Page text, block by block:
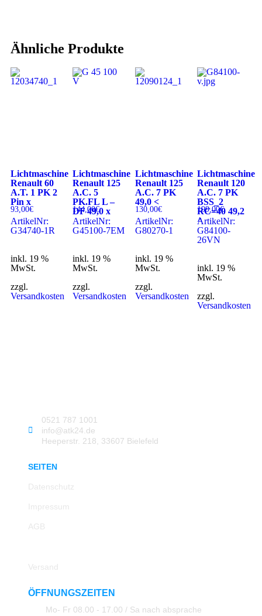
Ähnliche Produkte
Lichtmaschine
Renault 60
A.T. 1 PK 2
Pin x
93,00€
ArtikelNr:
G34740-1R
inkl. 19 %
MwSt.
zzgl.
Versandkosten
Lichtmaschine
Renault 125
A.C. 5
PK.FL L –
DF 49,0 x
144,00€
ArtikelNr:
G45100-7EM
inkl. 19 %
MwSt.
zzgl.
Versandkosten
Lichtmaschine
Renault 125
A.C. 7 PK
49,0 <
130,00€
ArtikelNr:
G80270-1
inkl. 19 %
MwSt.
zzgl.
Versandkosten
Lichtmaschine
Renault 120
A.C. 7 PK
BSS_2
RC=40 49,2
^
199,00€
ArtikelNr:
G84100-
26VN
inkl. 19 %
MwSt.
zzgl.
Versandkosten
0521 787 1001
info@atk24.de
Heeperstr. 218, 33607 Bielefeld
SEITEN
Datenschutz
Impressum
AGB
Versand
ÖFFNUNGSZEITEN
Mo- Fr 08.00 - 17.00 / Sa nach absprache